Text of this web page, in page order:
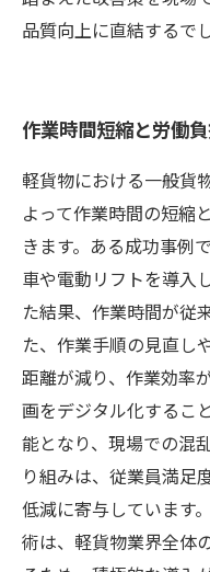
品質向上に直結するで
作業時間短縮と労働
軽貨物における一般貨
よって作業時間の短縮
きます。ある成功事例
車や電動リフトを導入
た結果、作業時間が従
た、作業手順の見直し
距離が減り、作業効率
画をデジタル化するこ
能となり、現場での混
り組みは、従業員満足
低減に寄与しています
術は、軽貨物業界全体